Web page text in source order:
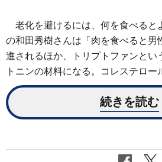
老化を避けるには、何を食べると
の和田秀樹さんは「肉を食べると男
進されるほか、トリプトファンとい
トニンの材料になる。コレステロ
続きを読む